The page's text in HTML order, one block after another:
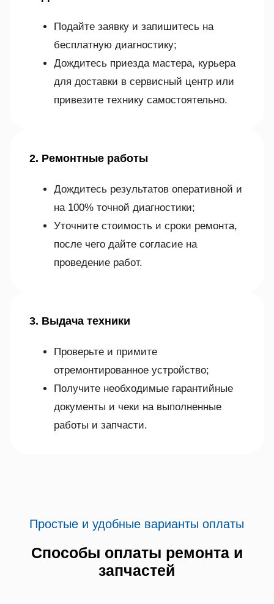
Подайте заявку и запишитесь на
бесплатную диагностику;
Дождитесь приезда мастера, курьера
для доставки в сервисный центр или
привезите технику самостоятельно.
2. Ремонтные работы
Дождитесь результатов оперативной и
на 100% точной диагностики;
Уточните стоимость и сроки ремонта,
после чего дайте согласие на
проведение работ.
3. Выдача техники
Проверьте и примите
отремонтированное устройство;
Получите необходимые гарантийные
документы и чеки на выполненные
работы и запчасти.
Простые и удобные варианты оплаты
Способы оплаты ремонта и
запчастей